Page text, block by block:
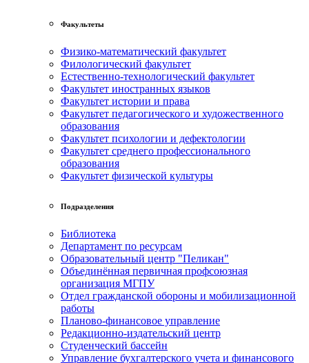
Факультеты
Физико-математический факультет
Филологический факультет
Естественно-технологический факультет
Факультет иностранных языков
Факультет истории и права
Факультет педагогического и художественного
образования
Факультет психологии и дефектологии
Факультет среднего профессионального
образования
Факультет физической культуры
Подразделения
Библиотека
Департамент по ресурсам
Образовательный центр "Пеликан"
Объединённая первичная профсоюзная
организация МГПУ
Отдел гражданской обороны и мобилизационной
работы
Планово-финансовое управление
Редакционно-издательский центр
Студенческий бассейн
Управление бухгалтерского учета и финансового